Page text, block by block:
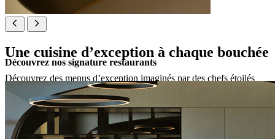
Une cuisine d’exception à chaque bouchée
Découvrez des menus d’exception imaginés par des chefs étoilés
Michelin, mettant à l’honneur des ingrédients locaux soigneusement
sélectionnés pour révéler toute la richesse de la région. Que vous
préfériez une atmosphère détendue ou un cadre élégant et
sophistiqué, nos restaurants sont pensés pour éveiller les papilles et
sublimer chaque instant.
Découvrez nos signature restaurants